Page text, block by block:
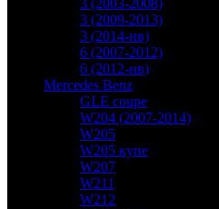
3 (2003-2008)
3 (2009-2013)
3 (2014-нв)
6 (2007-2012)
6 (2012-нв)
Mercedes Benz
GLE coupe
W204 (2007-2014)
W205
W205 купе
W207
W211
W212